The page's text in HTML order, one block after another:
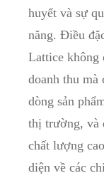
huyết và⁣ sự
‍năng. Điều
Lattice không
doanh thu mà​
dòng sản
thị‌ trường, ⁢và
chất​ lượng
diện​ về⁢ các